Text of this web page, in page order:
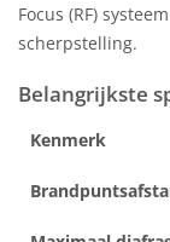
Focus (RF)
scherpstelling.
Belangrijkste
Kenmerk